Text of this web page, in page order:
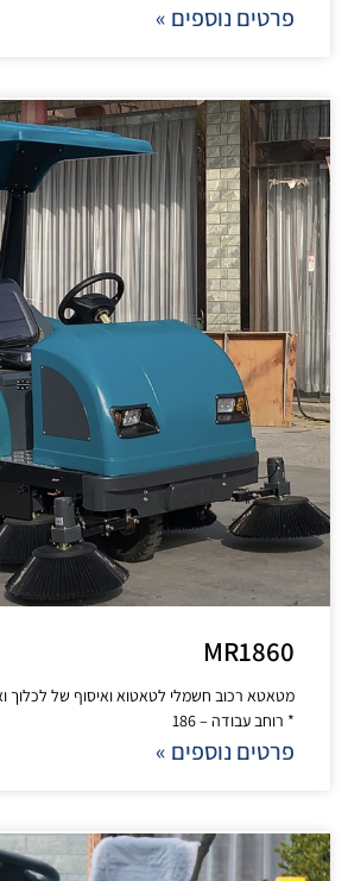
פרטים נוספים »
MR1860
מטאטא רכוב חשמלי לטאטוא ואיסוף של לכלוך
* רוחב עבודה – 186
פרטים נוספים »